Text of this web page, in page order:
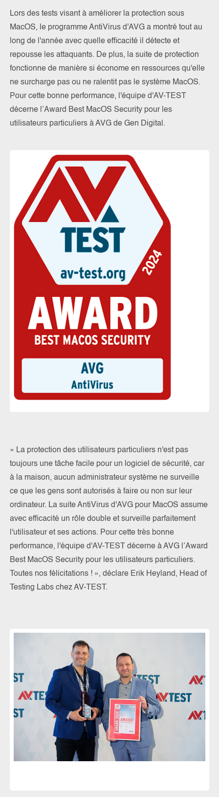
Lors des tests visant à améliorer la protection sous
MacOS, le programme AntiVirus d'AVG a montré tout au
long de l'année avec quelle efficacité il détecte et
repousse les attaquants. De plus, la suite de protection
fonctionne de manière si économe en ressources qu'elle
ne surcharge pas ou ne ralentit pas le système MacOS.
Pour cette bonne performance, l'équipe d'AV-TEST
décerne l’Award Best MacOS Security pour les
utilisateurs particuliers à AVG de Gen Digital.
« La protection des utilisateurs particuliers n'est pas
toujours une tâche facile pour un logiciel de sécurité, car
à la maison, aucun administrateur système ne surveille
ce que les gens sont autorisés à faire ou non sur leur
ordinateur. La suite AntiVirus d'AVG pour MacOS assume
avec efficacité un rôle double et surveille parfaitement
l'utilisateur et ses actions. Pour cette très bonne
performance, l'équipe d'AV-TEST décerne à AVG l’Award
Best MacOS Security pour les utilisateurs particuliers.
Toutes nos félicitations ! », déclare Erik Heyland, Head of
Testing Labs chez AV-TEST.